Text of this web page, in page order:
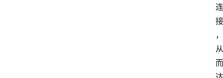
连
接
，
从
而